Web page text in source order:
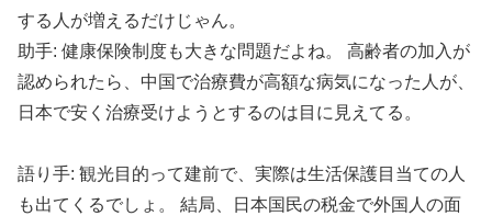
する人が増えるだけじゃん。
助手: 健康保険制度も大きな問題だよね。 高齢者の加入が
認められたら、中国で治療費が高額な病気になった人が、
日本で安く治療受けようとするのは目に見えてる。
語り手: 観光目的って建前で、実際は生活保護目当ての人
も出てくるでしょ。 結局、日本国民の税金で外国人の面